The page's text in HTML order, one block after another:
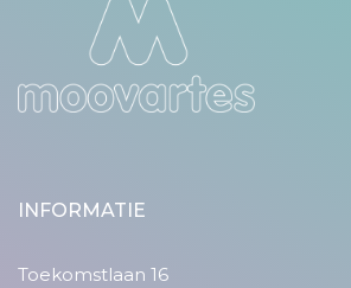
INFORMATIE
Toekomstlaan 16